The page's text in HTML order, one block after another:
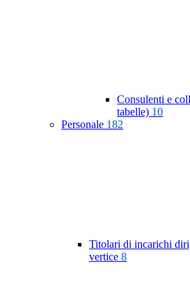
Consulenti e
tabelle) 10
Personale 182
Titolari di incarichi
vertice 8